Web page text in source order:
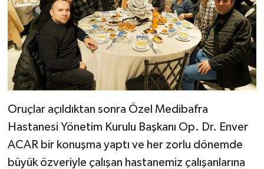
Oruçlar açıldıktan sonra Özel Medibafra
Hastanesi Yönetim Kurulu Başkanı Op. Dr. Enver
ACAR bir konuşma yaptı ve her zorlu dönemde
büyük özveriyle çalışan hastanemiz çalışanlarına